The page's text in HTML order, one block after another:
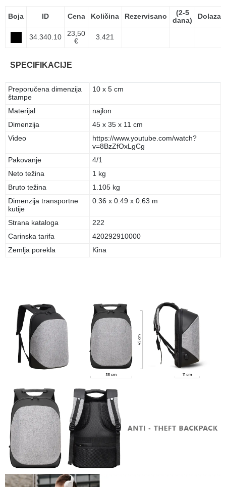
Boja ID Cena Količina Rezervisano
(2-5
dana)
Dolazak
34.340.10
23,50
€
3.421
SPECIFIKACIJE
Preporučena dimenzija
štampe
10 x 5 cm
Materijal
najlon
Dimenzija
45 x 35 x 11 cm
Video
https://www.youtube.com/watch?
v=8BzZfOxLgCg
Pakovanje
4/1
Neto težina
1 kg
Bruto težina
1.105 kg
Dimenzija transportne
kutije
0.36 x 0.49 x 0.63 m
Strana kataloga
222
Carinska tarifa
420292910000
Zemlja porekla
Kina